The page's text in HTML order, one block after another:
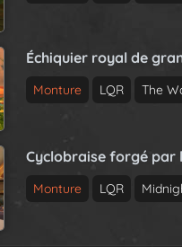
Échiquier royal de
Monture LQR The
Cyclobraise forgé par
Monture LQR